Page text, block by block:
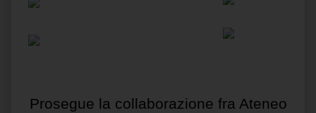
Prosegue la collaborazione fra Ateneo